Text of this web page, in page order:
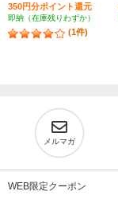
350円分ポイント還元
即納（在庫残りわずか）
(1件)
メルマガ
WEB限定クーポン